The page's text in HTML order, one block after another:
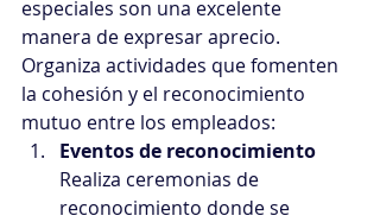
especiales son una excelente
manera de expresar aprecio.
Organiza actividades que fomenten
la cohesión y el reconocimiento
mutuo entre los empleados:
Eventos de reconocimiento
Realiza ceremonias de
reconocimiento donde se